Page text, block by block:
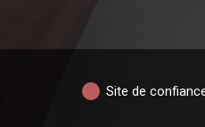
Site de